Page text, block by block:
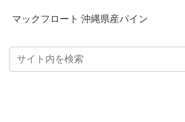
マックフロート 沖縄県産パイン